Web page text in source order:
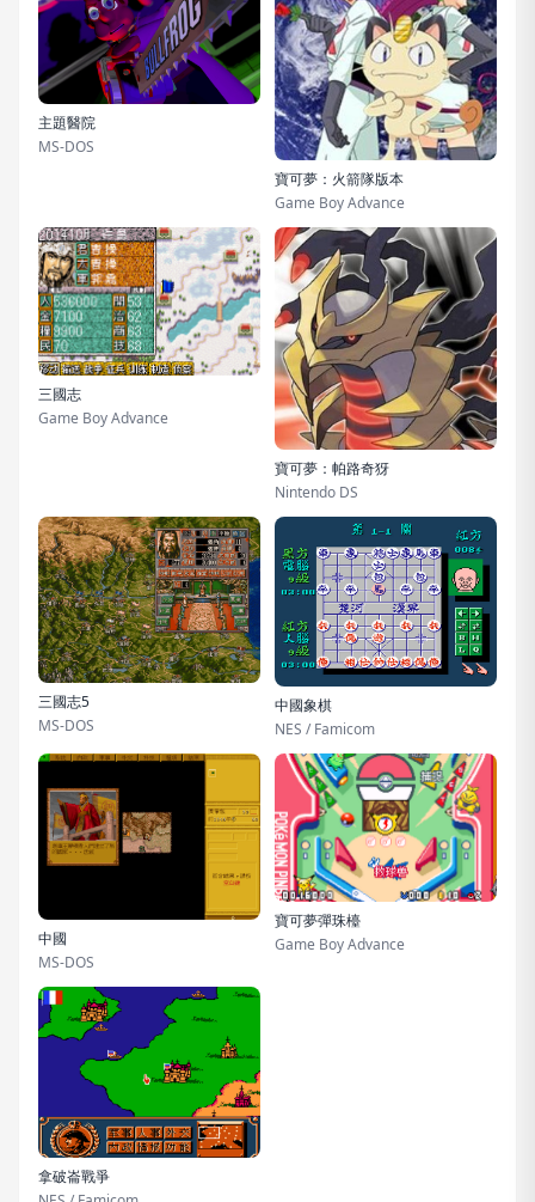
主題醫院
MS-DOS
寶可夢：火箭隊版本
Game Boy Advance
三國志
Game Boy Advance
寶可夢：帕路奇犽
Nintendo DS
三國志5
MS-DOS
中國象棋
NES / Famicom
中國
MS-DOS
寶可夢彈珠檯
Game Boy Advance
拿破崙戰爭